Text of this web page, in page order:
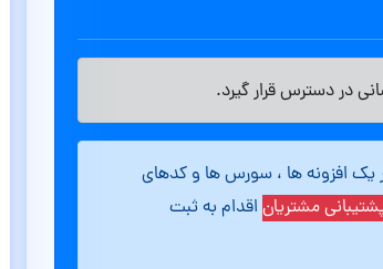
در دسترس قرار گیرد.
یک افزونه ها ، سورس ها و کدهای
مشتریان اقدام به ثبت